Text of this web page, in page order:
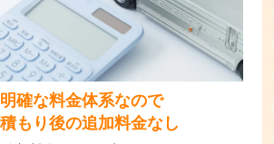
明確な料金体系なので
もり後の追加料金なし